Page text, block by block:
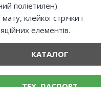
поліетилен)
клейкої стрічки і
елементів.
КАТАЛОГ